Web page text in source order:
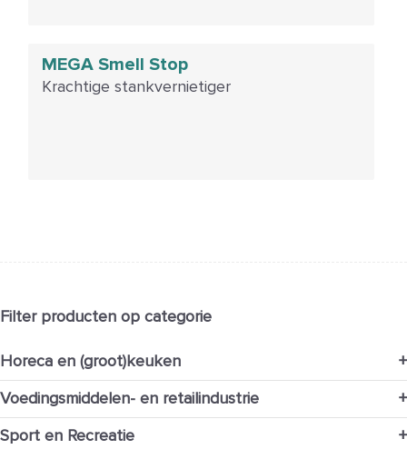
MEGA Smell Stop
Krachtige stankvernietiger
Filter producten op categorie
Horeca en (groot)keuken
+
Voedingsmiddelen- en retailindustrie
+
Sport en Recreatie
+